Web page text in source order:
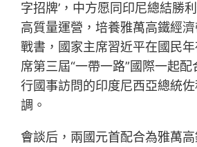
字招牌’，中方愿同印尼總結勝
高質量運營，培養雅萬高鐵經濟
戰書，國家主席習近平在國民年
席第三屆“一帶一路”國際一起
行國事訪問的印度尼西亞總統
調。
會談后，兩國元首配合為雅萬